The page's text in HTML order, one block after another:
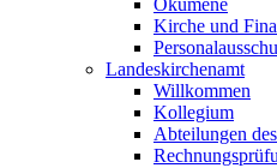
Ökumene
Kirche und
Landeskirchenamt
Willkommen
Kollegium
Abteilungen